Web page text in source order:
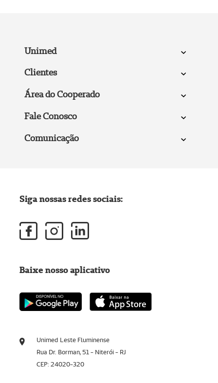
Unimed
Clientes
Área do Cooperado
Fale Conosco
Comunicação
Unimed Leste Fluminense
Rua Dr. Borman, 51 - Niterói - RJ
CEP: 24020-320
Siga nossas redes sociais:
Baixe nosso aplicativo